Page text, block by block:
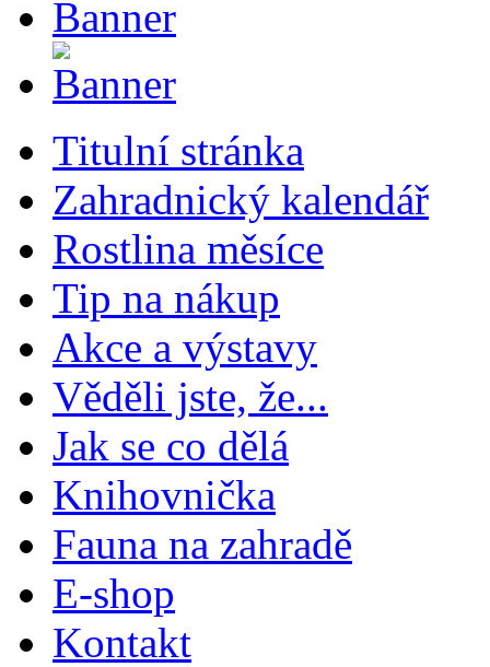
Titulní stránka
Zahradnický kalendář
Rostlina měsíce
Tip na nákup
Akce a výstavy
Věděli jste, že...
Jak se co dělá
Knihovnička
Fauna na zahradě
E-shop
Kontakt